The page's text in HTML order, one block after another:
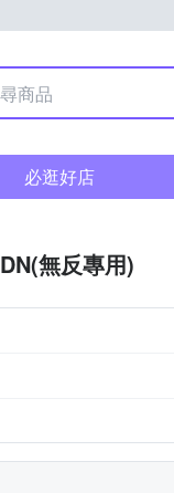
必逛好店
DN(無反專用)